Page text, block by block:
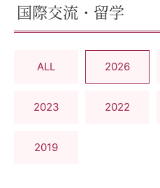
国際交流・留学
ALL 2026
2023 2022
2019